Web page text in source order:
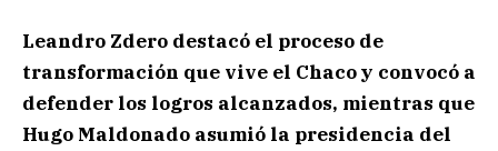
Leandro Zdero destacó el proceso de
transformación que vive el Chaco y convocó a
defender los logros alcanzados, mientras que
Hugo Maldonado asumió la presidencia del